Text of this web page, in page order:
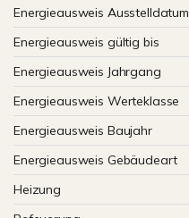
Energieausweis Ausstelldatum
Energieausweis gültig bis
Energieausweis Jahrgang
Energieausweis Werteklasse
Energieausweis Baujahr
Energieausweis Gebäudeart
Heizung